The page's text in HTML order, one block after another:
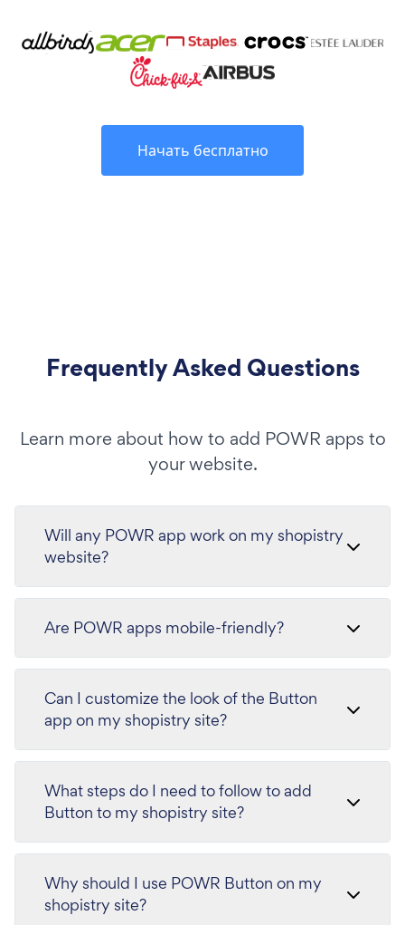
Начать бесплатно
Frequently Asked Questions
Learn more about how to add POWR apps to
your website.
Will any POWR app work on my shopistry
website?
Are POWR apps mobile-friendly?
Can I customize the look of the Button
app on my shopistry site?
What steps do I need to follow to add
Button to my shopistry site?
Why should I use POWR Button on my
shopistry site?